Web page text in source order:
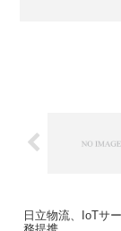
日立物流、IoTサ